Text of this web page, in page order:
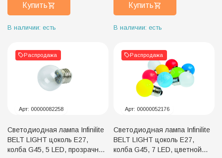
Купить
В наличии: есть
Купить
В наличии: есть
Распродажа
Арт: 00000082258
Светодиодная лампа Infinilite
BELT LIGHT цоколь E27,
колба G45, 5 LED, прозрачный
Распродажа
Арт: 00000052176
Светодиодная лампа Infinilite
BELT LIGHT цоколь E27,
колба G45, 7 LED, цветной